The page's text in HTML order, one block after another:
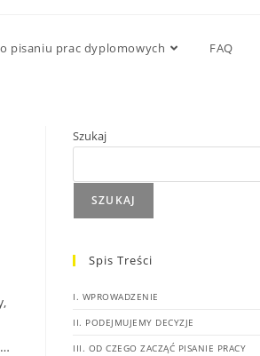
pisaniu prac dyplomowych FAQ
Szukaj
SZUKAJ
Spis Treści
I. WPROWADZENIE
II. PODEJMUJEMY DECYZJE
III. OD CZEGO ZACZĄĆ PISANIE PRACY